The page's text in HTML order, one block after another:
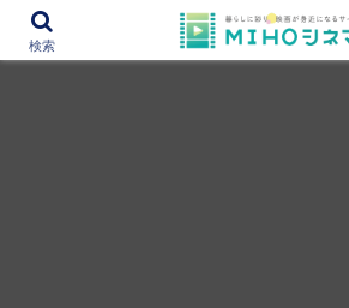
12000作品を紹介！あなたの映画図書
検索